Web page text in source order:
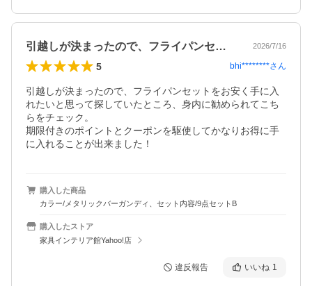
引越しが決まったので、フライパンセット… 2026/7/16
5 bhi********さん
引越しが決まったので、フライパンセットをお安く手に入
れたいと思って探していたところ、身内に勧められてこち
らをチェック。
期限付きのポイントとクーポンを駆使してかなりお得に手
に入れることが出来ました！
購入した商品
カラー/メタリックバーガンディ、セット内容/9点セットB
購入したストア
家具インテリア館Yahoo!店
違反報告 いいね 1